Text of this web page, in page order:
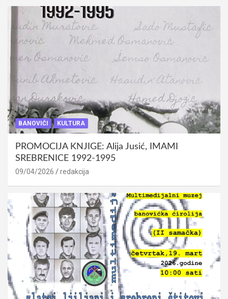
BANOVIĆI KULTURA
PROMOCIJA KNJIGE: Alija Jusić, IMAMI
SREBRENICE 1992-1995
09/04/2026 redakcija